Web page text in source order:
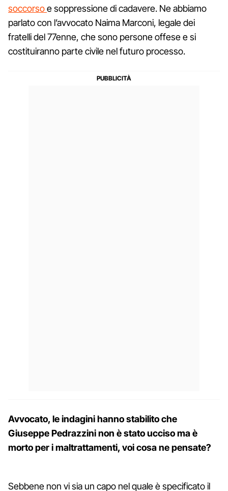
soccorsoe soppressione di cadavere. Ne abbiamo
parlato con l’avvocato Naima Marconi, legale dei
fratelli del 77enne, che sono persone offese e si
costituiranno parte civile nel futuro processo.
Avvocato, le indagini hanno stabilito che
Giuseppe Pedrazzini non è stato ucciso ma è
morto per i maltrattamenti, voi cosa ne pensate?
Sebbene non vi sia un capo nel quale è specificato il